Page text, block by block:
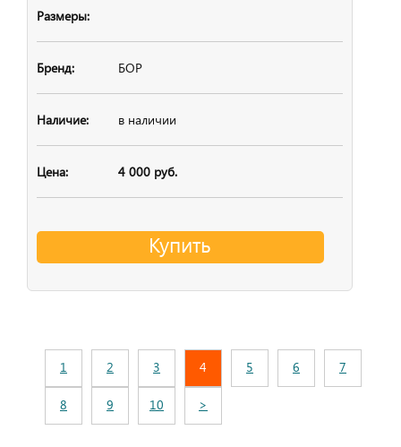
БОР
в наличии
4 000 руб.
Купить
1 2 3 4 5 6 7
8 9 10 >